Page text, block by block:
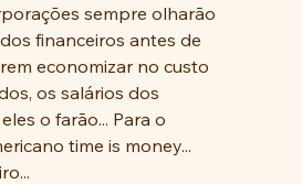
sempre olharão
financeiros antes de
economizar no custo
os salários dos
o farão... Para o
time is money...